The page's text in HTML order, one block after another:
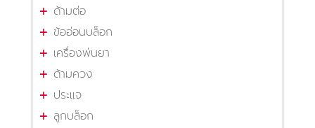
ด้ามต่อ
ข้ออ่อนบล็อก
เครื่องพ่นยา
ด้ามควง
ประแจ
ลูกบล็อก